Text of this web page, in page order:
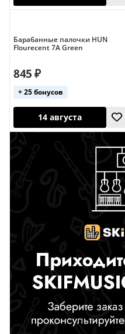
12 августа
Барабанные палочки HUN
Flourecent 7A Green
845 ₽
+ 25 бонусов